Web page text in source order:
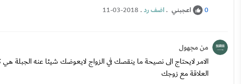
0 اعجبني .اضف رد.
11-03-2018
من مجهول
الامر لايحتاج الى نصيحة ما ينقصك في الزواج لايعوضك شيئا عنه الجبلة
العلاقة مع زوجك